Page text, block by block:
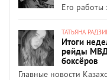
Его работы
ТАТЬЯНА
Итоги
рейды
боксёров
Главные новости